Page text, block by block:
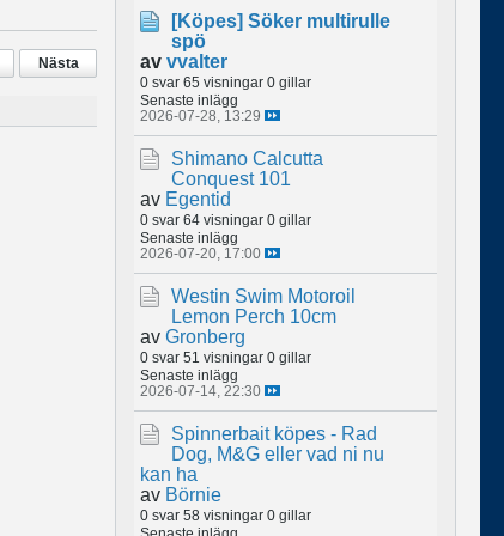
Nästa
[Köpes] Söker multirulle
spö
av vvalter
0 svar 65 visningar 0 gillar
Senaste inlägg
2026-07-28, 13:29
Shimano Calcutta
Conquest 101
av Egentid
0 svar 64 visningar 0 gillar
Senaste inlägg
2026-07-20, 17:00
Westin Swim Motoroil
Lemon Perch 10cm
av Gronberg
0 svar 51 visningar 0 gillar
Senaste inlägg
2026-07-14, 22:30
Spinnerbait köpes - Rad
Dog, M&G eller vad ni nu
kan ha
av Börnie
0 svar 58 visningar 0 gillar
Senaste inlägg